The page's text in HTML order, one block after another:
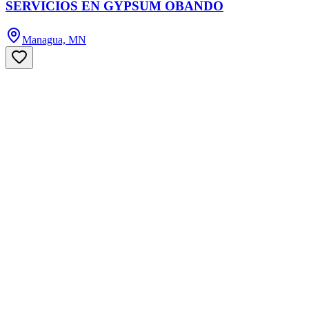
SERVICIOS EN GYPSUM OBANDO
Managua, MN